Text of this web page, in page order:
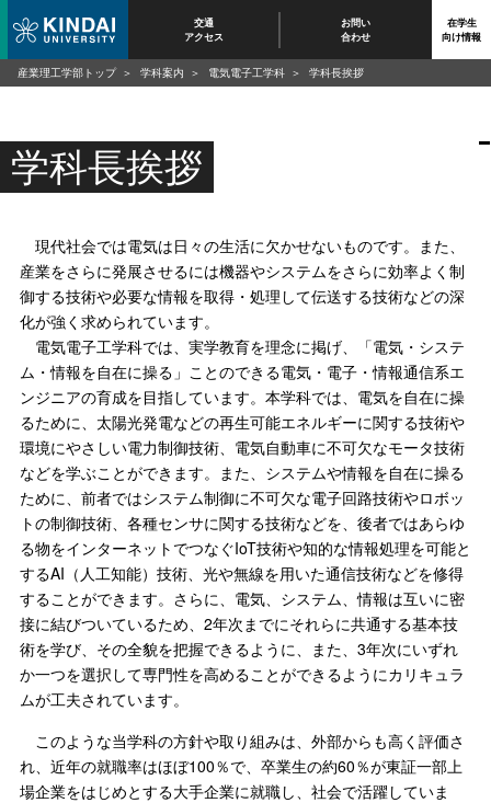
交通
アクセス
お問い
合わせ
在学生
向け情報
学科長挨拶
現代社会では電気は日々の生活に欠かせないものです。また、
産業をさらに発展させるには機器やシステムをさらに効率よく制
御する技術や必要な情報を取得・処理して伝送する技術などの深
化が強く求められています。
電気電子工学科では、実学教育を理念に掲げ、「電気・システ
ム・情報を自在に操る」ことのできる電気・電子・情報通信系エ
ンジニアの育成を目指しています。本学科では、電気を自在に操
るために、太陽光発電などの再生可能エネルギーに関する技術や
環境にやさしい電力制御技術、電気自動車に不可欠なモータ技術
などを学ぶことができます。また、システムや情報を自在に操る
ために、前者ではシステム制御に不可欠な電子回路技術やロボッ
トの制御技術、各種センサに関する技術などを、後者ではあらゆ
る物をインターネットでつなぐIoT技術や知的な情報処理を可能と
するAI（人工知能）技術、光や無線を用いた通信技術などを修得
することができます。さらに、電気、システム、情報は互いに密
接に結びついているため、2年次までにそれらに共通する基本技
術を学び、その全貌を把握できるように、また、3年次にいずれ
か一つを選択して専門性を高めることができるようにカリキュラ
ムが工夫されています。
このような当学科の方針や取り組みは、外部からも高く評価さ
れ、近年の就職率はほぼ100％で、卒業生の約60％が東証一部上
場企業をはじめとする大手企業に就職し、社会で活躍していま
産業理工学部トップ 学科案内 電気電子工学科 学科長挨拶